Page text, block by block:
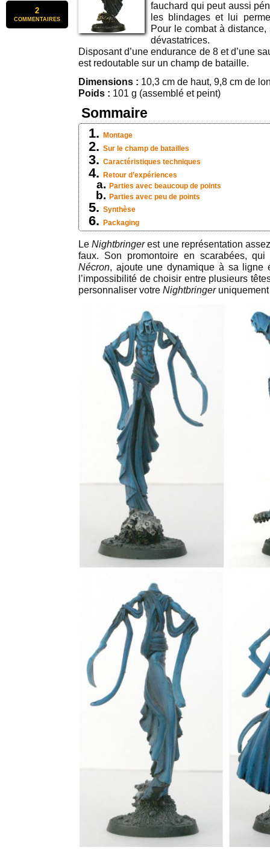
2
commentaires
fauchard qui peut aussi
les blindages et lui
Pour le combat à
dévastatrices.
Disposant d’une endurance de 8 et d’une
est redoutable sur un champ de bataille.
Dimensions : 10,3 cm de haut, 9,8 cm de
Poids : 101 g (assemblé et peint)
Sommaire
Montage
Sur le champ de batailles
Caractéristiques techniques
Retour d’expériences
Parties avec beaucoup de points
Parties avec peu de points
Synthèse
Packaging
LeNightbringerest une représentation
faux. Son promontoire en scarabées,
Nécron, ajoute une dynamique à sa ligne
l’impossibilité de choisir entre plusieurs
personnaliser votre Nightbringeruniquement